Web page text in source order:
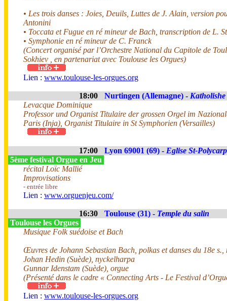
• Les trois danses : Joies, Deuils, Luttes de J. Alain, version
Antonini
• Toccata et Fugue en ré mineur de Bach, transcription de L.
• Symphonie en ré mineur de C. Franck
(Concert organisé par l’Orchestre National du Capitole de
Sokhiev , en partenariat avec Toulouse les Orgues)
Lien : www.toulouse-les-orgues.org
18:00 Nurtingen (Allemagne) -
Levacque Dominique
Professor und Organist Titulaire der grossen Orgel im
Paris (Inja), Organist Titulaire in St Symphorien (Versailles)
17:00 Lyon 69001 (69) - Eglise St-
5ème festival Orgue en Jeu
récital Loïc Mallié
Improvisations
- entrée libre
Lien : www.orguenjeu.com/
16:30 Toulouse (31) - Temple du salin
Toulouse les Orgues
Musique Folk suédoise et Bach
Œuvres de Johann Sebastian Bach, polkas et danses du 18e
Johan Hedin (Suède), nyckelharpa
Gunnar Idenstam (Suède), orgue
(Présenté dans le cadre « Connecting Arts - Le Festival
Lien : www.toulouse-les-orgues.org